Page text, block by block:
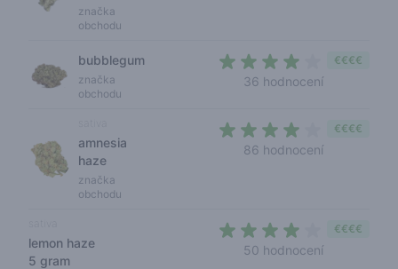
značka
obchodu
bubblegum
značka
obchodu
36 hodnocení
€€€€
amnesia
haze
značka
obchodu
86 hodnocení
€€€€
lemon haze
5 gram
50 hodnocení
€€€€